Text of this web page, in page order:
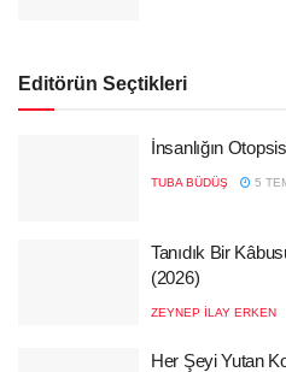
Editörün Seçtikleri
İnsanlığın
TUBA BÜDÜŞ 5
Tanıdık Bir
(2026)
ZEYNEP İLAY ERKEN
Her Şeyi Yutan